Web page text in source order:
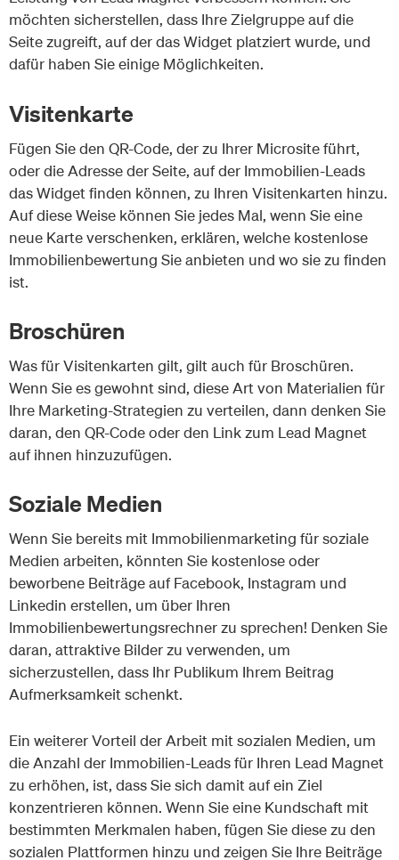
möchten sicherstellen, dass Ihre Zielgruppe auf die
Seite zugreift, auf der das Widget platziert wurde, und
dafür haben Sie einige Möglichkeiten.
Visitenkarte
Fügen Sie den QR-Code, der zu Ihrer Microsite führt,
oder die Adresse der Seite, auf der Immobilien-Leads
das Widget finden können, zu Ihren Visitenkarten hinzu.
Auf diese Weise können Sie jedes Mal, wenn Sie eine
neue Karte verschenken, erklären, welche kostenlose
Immobilienbewertung Sie anbieten und wo sie zu finden
ist.
Broschüren
Was für Visitenkarten gilt, gilt auch für Broschüren.
Wenn Sie es gewohnt sind, diese Art von Materialien für
Ihre Marketing-Strategien zu verteilen, dann denken Sie
daran, den QR-Code oder den Link zum Lead Magnet
auf ihnen hinzuzufügen.
Soziale Medien
Wenn Sie bereits mit Immobilienmarketing für soziale
Medien arbeiten, könnten Sie kostenlose oder
beworbene Beiträge auf Facebook, Instagram und
Linkedin erstellen, um über Ihren
Immobilienbewertungsrechner zu sprechen! Denken Sie
daran, attraktive Bilder zu verwenden, um
sicherzustellen, dass Ihr Publikum Ihrem Beitrag
Aufmerksamkeit schenkt.
Ein weiterer Vorteil der Arbeit mit sozialen Medien, um
die Anzahl der Immobilien-Leads für Ihren Lead Magnet
zu erhöhen, ist, dass Sie sich damit auf ein Ziel
konzentrieren können. Wenn Sie eine Kundschaft mit
bestimmten Merkmalen haben, fügen Sie diese zu den
sozialen Plattformen hinzu und zeigen Sie Ihre Beiträge